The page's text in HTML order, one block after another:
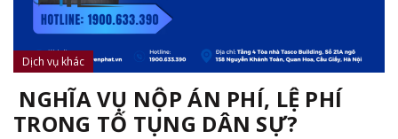
Dịch vụ khác
NGHĨA VỤ NỘP ÁN PHÍ, LỆ PHÍ
TRONG TỐ TỤNG DÂN SỰ?